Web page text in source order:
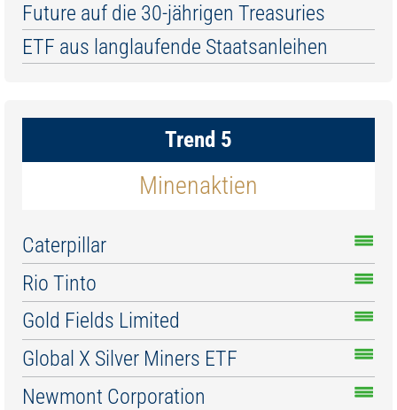
Future auf die 30-jährigen Treasuries
ETF aus langlaufende Staatsanleihen
Trend 5
Minenaktien
Caterpillar
Rio Tinto
Gold Fields Limited
Global X Silver Miners ETF
Newmont Corporation